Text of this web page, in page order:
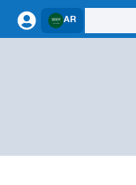
AR